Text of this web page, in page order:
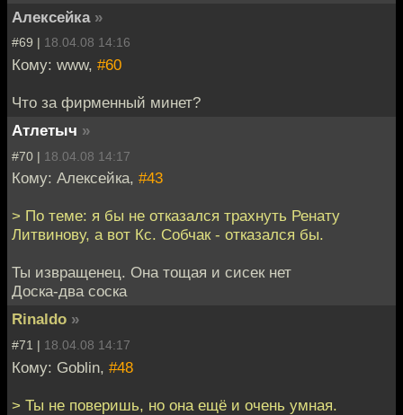
Алексейка »
#69 | 18.04.08 14:16
Кому: www, #60
Что за фирменный минет?
Атлетыч »
#70 | 18.04.08 14:17
Кому: Алексейка, #43
> По теме: я бы не отказался трахнуть Ренату
Литвинову, а вот Кс. Собчак - отказался бы.
Ты извращенец. Она тощая и сисек нет
Доска-два соска
Rinaldo »
#71 | 18.04.08 14:17
Кому: Goblin, #48
> Ты не поверишь, но она ещё и очень умная.